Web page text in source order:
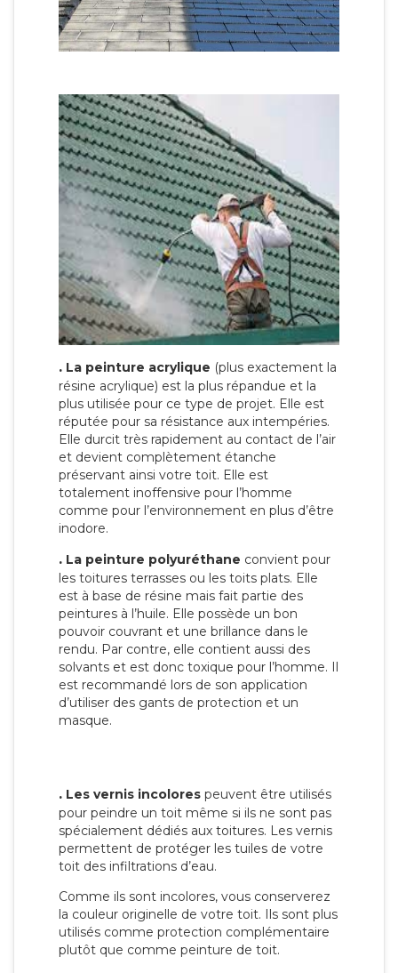
. La peinture acrylique (plus exactement la
résine acrylique) est la plus répandue et la
plus utilisée pour ce type de projet. Elle est
réputée pour sa résistance aux intempéries.
Elle durcit très rapidement au contact de l’air
et devient complètement étanche
préservant ainsi votre toit. Elle est
totalement inoffensive pour l’homme
comme pour l’environnement en plus d’être
inodore.
. La peinture polyuréthane convient pour
les toitures terrasses ou les toits plats. Elle
est à base de résine mais fait partie des
peintures à l’huile. Elle possède un bon
pouvoir couvrant et une brillance dans le
rendu. Par contre, elle contient aussi des
solvants et est donc toxique pour l’homme. Il
est recommandé lors de son application
d’utiliser des gants de protection et un
masque.
. Les vernis incolores peuvent être utilisés
pour peindre un toit même si ils ne sont pas
spécialement dédiés aux toitures. Les vernis
permettent de protéger les tuiles de votre
toit des infiltrations d’eau.
Comme ils sont incolores, vous conserverez
la couleur originelle de votre toit. Ils sont plus
utilisés comme protection complémentaire
plutôt que comme peinture de toit.